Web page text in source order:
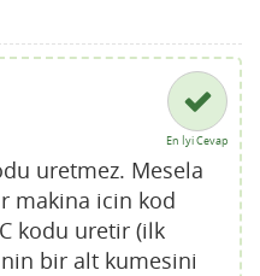
En İyi Cevap
uretmez. Mesela
makina icin kod
kodu uretir (ilk
bir alt kumesini